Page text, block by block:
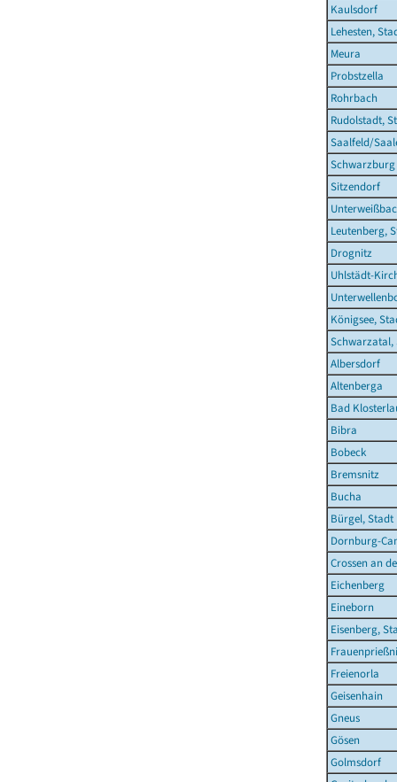
Kaulsdorf
Lehesten,
Meura
Probstzella
Rohrbach
Rudolstadt,
Saalfeld/
Schwarzburg
Sitzendorf
Leutenberg,
Drognitz
Uhlstädt-
Königsee,
Schwarzatal,
Albersdorf
Altenberga
Bad
Bibra
Bobeck
Bremsnitz
Bucha
Bürgel, Stadt
Dornburg-
Crossen an
Eichenberg
Eineborn
Eisenberg,
Freienorla
Geisenhain
Gneus
Gösen
Golmsdorf